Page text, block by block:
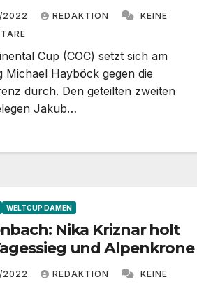
2022 REDAKTION
KEINE
Cup (COC) setzt sich am
Michael Hayböck gegen die
durch. Den geteilten zweiten
Jakub…
WELTCUP DAMEN
Nika Kriznar holt
und Alpenkrone
2022 REDAKTION
KEINE